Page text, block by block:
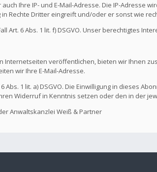
Ihre IP- und E-Mail-Adresse. Die IP-Adresse
Rechte Dritter eingreift und/oder er sonst wie
Art. 6 Abs. 1 lit. f) DSGVO. Unser berechtigtes
Internetseiten veröffentlichen, bieten wir Ihnen
wir Ihre E-Mail-Adresse.
Abs. 1 lit. a) DSGVO. Die Einwilligung in dieses
Widerruf in Kenntnis setzen oder den in der
Anwaltskanzlei Weiß & Partner